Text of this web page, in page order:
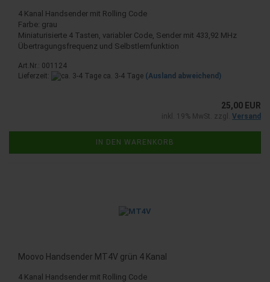
4 Kanal Handsender mit Rolling Code
Farbe: grau
Miniaturisierte 4 Tasten, variabler Code, Sender mit 433,92 MHz
Übertragungsfrequenz und Selbstlernfunktion
Art.Nr.: 001124
Lieferzeit:
ca. 3-4 Tage (Ausland abweichend)
25,00 EUR
inkl. 19% MwSt. zzgl. Versand
IN DEN WARENKORB
Moovo Handsender MT4V grün 4 Kanal
4 Kanal Handsender mit Rolling Code